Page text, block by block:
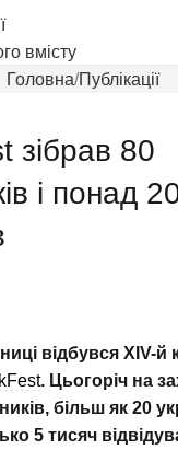
вмісту
Головна Публікації
зібрав 80
і понад
відбувся ХІV-й
. Цьогоріч на
більш як 20
5 тисяч